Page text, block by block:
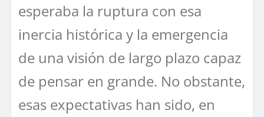
esperaba la ruptura con esa
inercia histórica y la emergencia
de una visión de largo plazo capaz
de pensar en grande. No obstante,
esas expectativas han sido, en